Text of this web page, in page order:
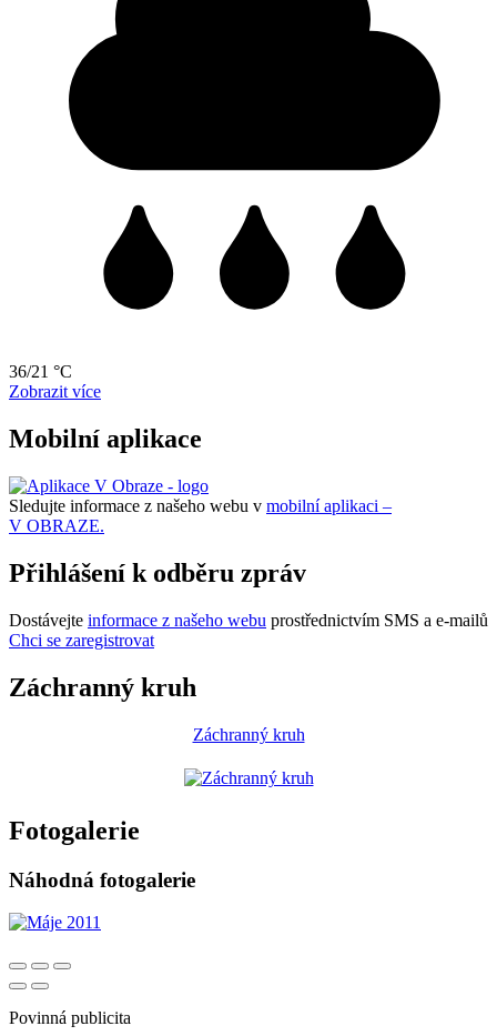
36/21 °C
Zobrazit více
Mobilní aplikace
Sledujte informace z našeho webu v mobilní aplikaci –
V OBRAZE.
Přihlášení k odběru zpráv
Dostávejte informace z našeho webu prostřednictvím SMS a e-mailů
Chci se zaregistrovat
Záchranný kruh
Záchranný kruh
Fotogalerie
Náhodná fotogalerie
Povinná publicita